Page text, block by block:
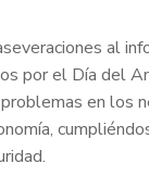
al
por el Día del
en los